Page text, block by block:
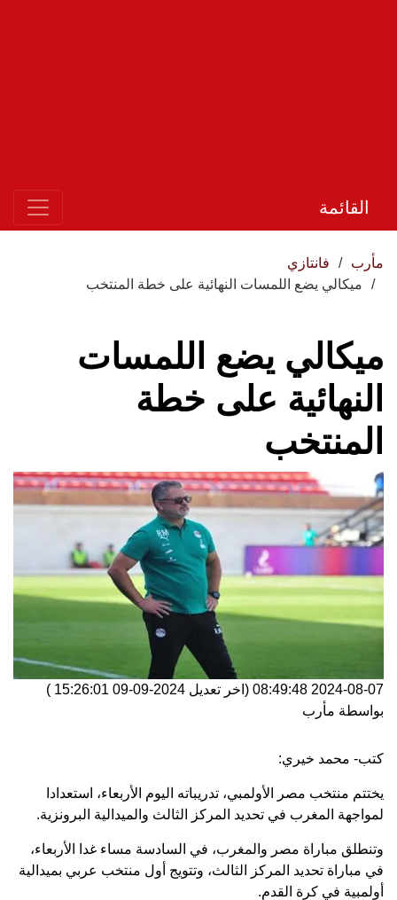
القائمة
مأرب
فانتازي
ميكالي يضع اللمسات النهائية على خطة المنتخب
ميكالي يضع اللمسات
النهائية على خطة
المنتخب
2024-08-07 08:49:48 (اخر تعديل 2024-09-09 15:26:01
)
بواسطة مأرب
كتب- محمد خيري:
يختتم منتخب مصر الأولمبي، تدريباته اليوم الأربعاء، استعدادا
لمواجهة المغرب في تحديد المركز الثالث والميدالية البرونزية.
وتنطلق مباراة مصر والمغرب، في السادسة مساء غدا الأربعاء،
في مباراة تحديد المركز الثالث، وتتويج أول منتخب عربي بميدالية
أولمبية في كرة القدم.